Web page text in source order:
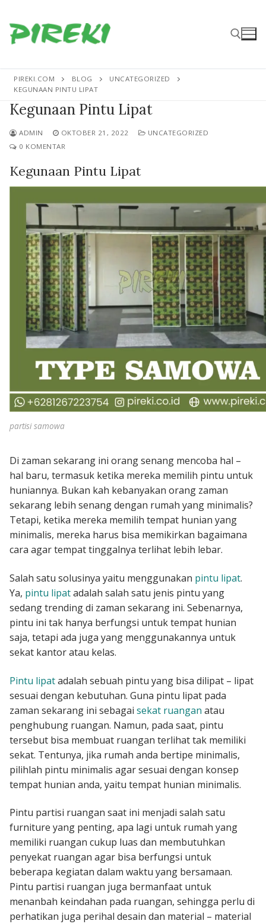
ke
konten
Cari:
PIREKI.COM BLOG
UNCATEGORIZED
KEGUNAAN PINTU LIPAT
Kegunaan Pintu Lipat
ADMIN OKTOBER 21, 2022
UNCATEGORIZED
0 KOMENTAR
Kegunaan Pintu Lipat
partisi samowa
Di zaman sekarang ini orang senang mencoba hal –
hal baru, termasuk ketika mereka memilih pintu untuk
huniannya. Bukan kah kebanyakan orang zaman
sekarang lebih senang dengan rumah yang minimalis?
Tetapi, ketika mereka memilih tempat hunian yang
minimalis, mereka harus bisa memikirkan bagaimana
cara agar tempat tinggalnya terlihat lebih lebar.
Salah satu solusinya yaitu menggunakan pintu lipat.
Ya, pintu lipatadalah salah satu jenis pintu yang
sedang trending di zaman sekarang ini. Sebenarnya,
pintu ini tak hanya berfungsi untuk tempat hunian
saja, tetapi ada juga yang menggunakannya untuk
sekat kantor atau kelas.
Pintu lipatadalah sebuah pintu yang bisa dilipat – lipat
sesuai dengan kebutuhan. Guna pintu lipat pada
zaman sekarang ini sebagai sekat ruangan atau
penghubung ruangan. Namun, pada saat, pintu
tersebut bisa membuat ruangan terlihat tak memiliki
sekat. Tentunya, jika rumah anda bertipe minimalis,
pilihlah pintu minimalis agar sesuai dengan konsep
tempat hunian anda, yaitu tempat hunian minimalis.
Pintu partisi ruangan saat ini menjadi salah satu
furniture yang penting, apa lagi untuk rumah yang
memiliki ruangan cukup luas dan membutuhkan
penyekat ruangan agar bisa berfungsi untuk
beberapa kegiatan dalam waktu yang bersamaan.
Pintu partisi ruangan juga bermanfaat untuk
menanbah keindahan pada ruangan, sehingga perlu di
perhatikan juga perihal desain dan material – material